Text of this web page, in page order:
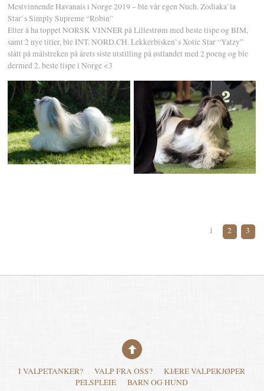
Mestvinnende Havanais i Norge 2019 – ble vår egen Nuch. Zodiaka`la
Star`s Simply Supreme “Robin”
Etter å ha toppet NORSK VINNER på Lillestrøm med beste tispe og BIM,
samt 2 nye titler, ble INT. NORD.CH. Lekkerbisken`s Xotic Star “Yatzy”
slått på målstreken på årets siste utstilling på østlandet med 2 poeng og ble
dermed 2. beste tispe i Norge <3
1 2 3
I VALPETANKER? VALP FRA OSS?
KJÆRE VALPEKJØPER
PELSPLEIE
BARN OG HUND